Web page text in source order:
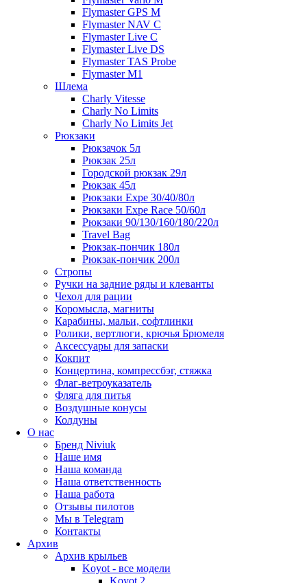
Flymaster GPS M
Flymaster NAV C
Flymaster Live C
Flymaster Live DS
Flymaster TAS Probe
Flymaster M1
Шлема
Charly Vitesse
Charly No Limits
Charly No Limits Jet
Рюкзаки
Рюкзачок 5л
Рюкзак 25л
Городской рюкзак 29л
Рюкзак 45л
Рюкзаки Expe 30/40/80л
Рюкзаки Expe Race 50/60л
Рюкзаки 90/130/160/180/220л
Travel Bag
Рюкзак-пончик 180л
Рюкзак-пончик 200л
Стропы
Ручки на задние ряды и клеванты
Чехол для рации
Коромысла, магниты
Карабины, мальи, софтлинки
Ролики, вертлюги, крючья Брюмеля
Аксессуары для запаски
Кокпит
Концертина, компрессбэг, стяжка
Флаг-ветроуказатель
Фляга для питья
Воздушные конусы
Колдуны
О нас
Бренд Niviuk
Наше имя
Наша команда
Наша ответственность
Наша работа
Отзывы пилотов
Мы в Telegram
Контакты
Архив
Архив крыльев
Koyot - все модели
Koyot 2